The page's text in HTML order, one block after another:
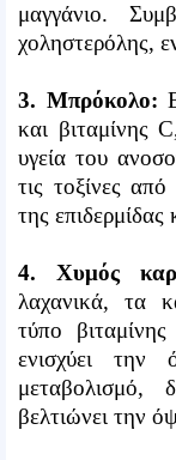
μαγγάνιο.
χοληστερόλης,
3. Μπρόκολο:
και βιταμίνης
υγεία του
τις τοξίνες
της επιδερμίδας
4. Χυμός
λαχανικά, τα
τύπο
ενισχύει την
μεταβολισμό,
βελτιώνει την